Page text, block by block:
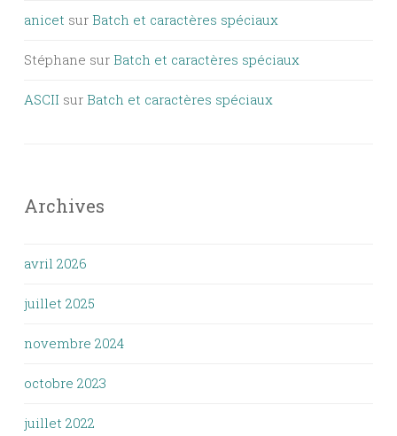
anicet sur Batch et caractères spéciaux
Stéphane sur Batch et caractères spéciaux
ASCII sur Batch et caractères spéciaux
Archives
avril 2026
juillet 2025
novembre 2024
octobre 2023
juillet 2022